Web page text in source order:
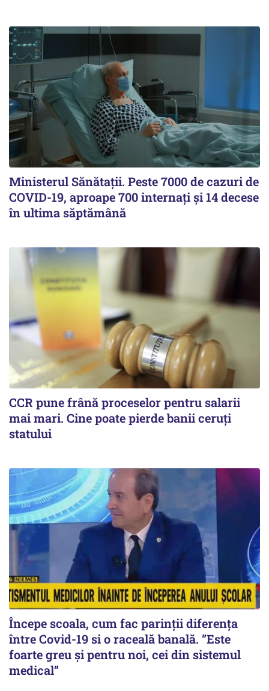
Ministerul Sănătații. Peste 7000 de cazuri de
COVID-19, aproape 700 internați și 14 decese
în ultima săptămână
CCR pune frână proceselor pentru salarii
mai mari. Cine poate pierde banii ceruți
statului
Începe scoala, cum fac parinții diferența
între Covid-19 si o raceală banală. ”Este
foarte greu și pentru noi, cei din sistemul
medical”